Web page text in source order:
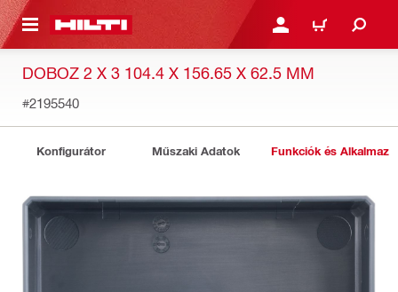
TARTALOMRA BEJELENTKEZÉS VAGY
KOSÁR
DOBOZ 2 X 3 104.4 X 156.65 X 62.5 MM
#2195540
Konfigurátor Műszaki Adatok Funkciók és